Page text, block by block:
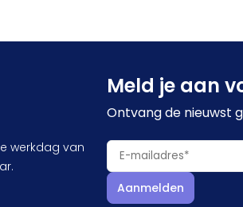
Meld je aan
Ontvang de nieuwst
Aanmelden
werkdag van